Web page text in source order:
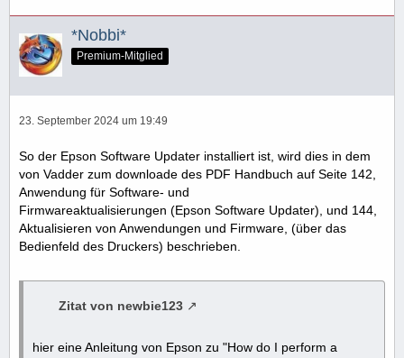
*Nobbi*
Premium-Mitglied
23. September 2024 um 19:49
So der Epson Software Updater installiert ist, wird dies in dem
von Vadder zum downloade des PDF Handbuch auf Seite 142,
Anwendung für Software- und
Firmwareaktualisierungen (Epson Software Updater), und 144,
Aktualisieren von Anwendungen und Firmware, (über das
Bedienfeld des Druckers) beschrieben.
Zitat von newbie123
hier eine Anleitung von Epson zu "How do I perform a